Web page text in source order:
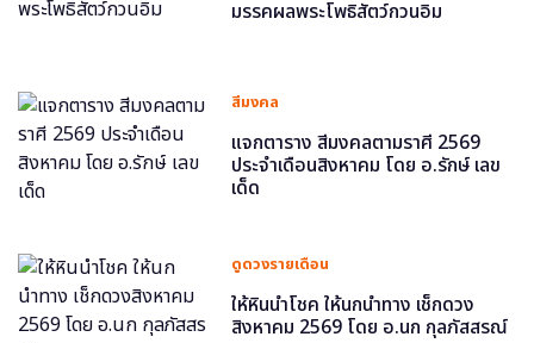
มรรคผลพระโพธิสัตว์กวนอิม
สีมงคล
แจกตาราง สีมงคลตามราศี 2569
ประจำเดือนสิงหาคม โดย อ.รักษ์ เลข
เด็ด
ดูดวงรายเดือน
ให้หินนำโชค ให้นกนำทาง เช็กดวง
สิงหาคม 2569 โดย อ.นก กุลภัสสรณ์